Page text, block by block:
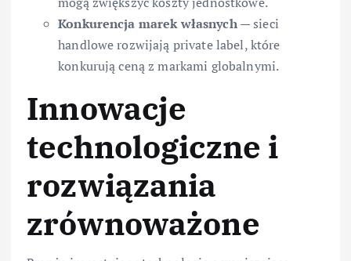
Konkurencja marek własnych— sieci
handlowe rozwijają private label, które
konkurują ceną z markami globalnymi.
Innowacje
technologiczne i
rozwiązania
zrównoważone